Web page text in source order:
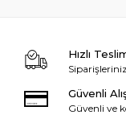
Hızlı
Güvenli
Güvenli ve